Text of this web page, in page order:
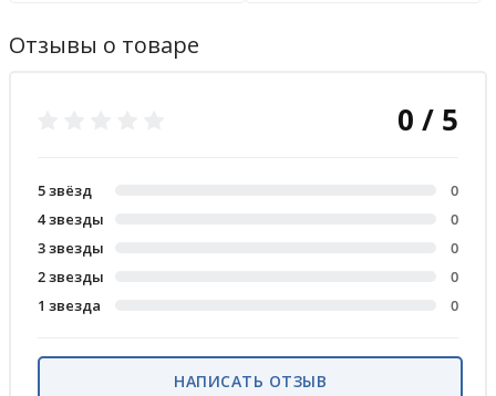
Отзывы о товаре
0 / 5
5 звёзд
0
4 звезды
0
3 звезды
0
2 звезды
0
1 звезда
0
НАПИСАТЬ ОТЗЫВ